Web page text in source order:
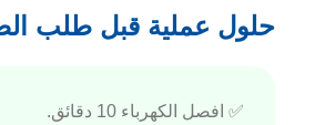
حلول عملية قبل طلب
✅ افصل الكهرباء 10 دقائق.